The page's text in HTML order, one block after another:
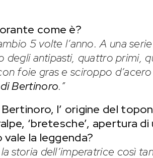
come è?
5 volte l’anno. A una
degli antipasti, quattro primi,
foie gras e sciroppo
Bertinoro.”
l’ origine del
‘bretesche’, apertura
la leggenda?
storia dell’imperatrice così